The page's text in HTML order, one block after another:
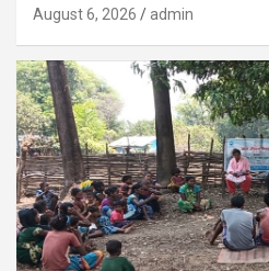
August 6, 2026 admin